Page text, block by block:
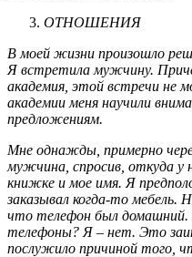
ОТНОШЕНИЯ
В моей жизни произошло
Я встретила мужчину.
академия, этой встречи не
академии меня научили
предложениям.
Мне однажды, примерно
мужчина, спросив, откуда у
книжке и мое имя. Я
заказывал когда-то
что телефон был
телефоны? Я – нет. Это
послужило причиной того,